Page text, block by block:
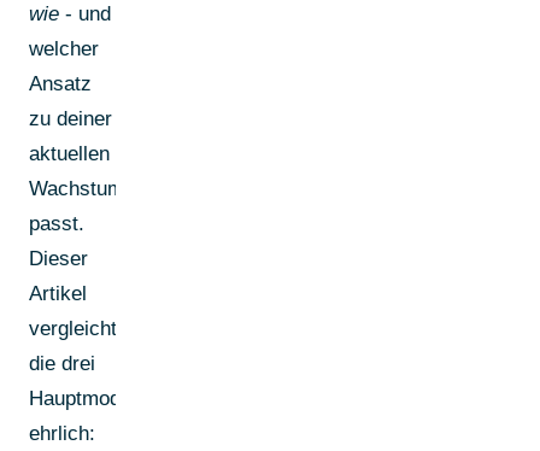
wie - und
welcher
Ansatz
zu deiner
aktuellen
Wachstumsphase
passt.
Dieser
Artikel
vergleicht
die drei
Hauptmodelle
ehrlich: